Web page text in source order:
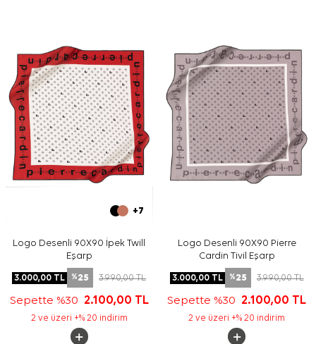
+7
Logo Desenli 90X90 İpek Twill
Eşarp
3.000,00 TL %25 3.990,00TL
Sepette %30 2.100,00 TL
2 ve üzeri +% 20 indirim
Logo Desenli 90X90 Pierre
Cardin Tivil Eşarp
3.000,00TL %25 3.990,00TL
Sepette %30 2.100,00 TL
2 ve üzeri +% 20 indirim